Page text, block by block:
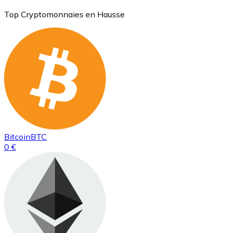
Top Cryptomonnaies en Hausse
BitcoinBTC
0 €